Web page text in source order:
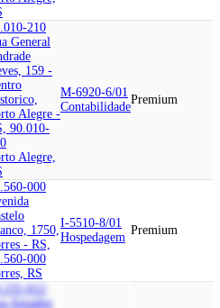
210
General
159 -
Alegre -
90.010-
Alegre,
M-6920-6/01
Contabilidade
Premium
000
1750,
- RS,
000
RS
I-5510-8/01
Hospedagem
Premium
612
Amadeu